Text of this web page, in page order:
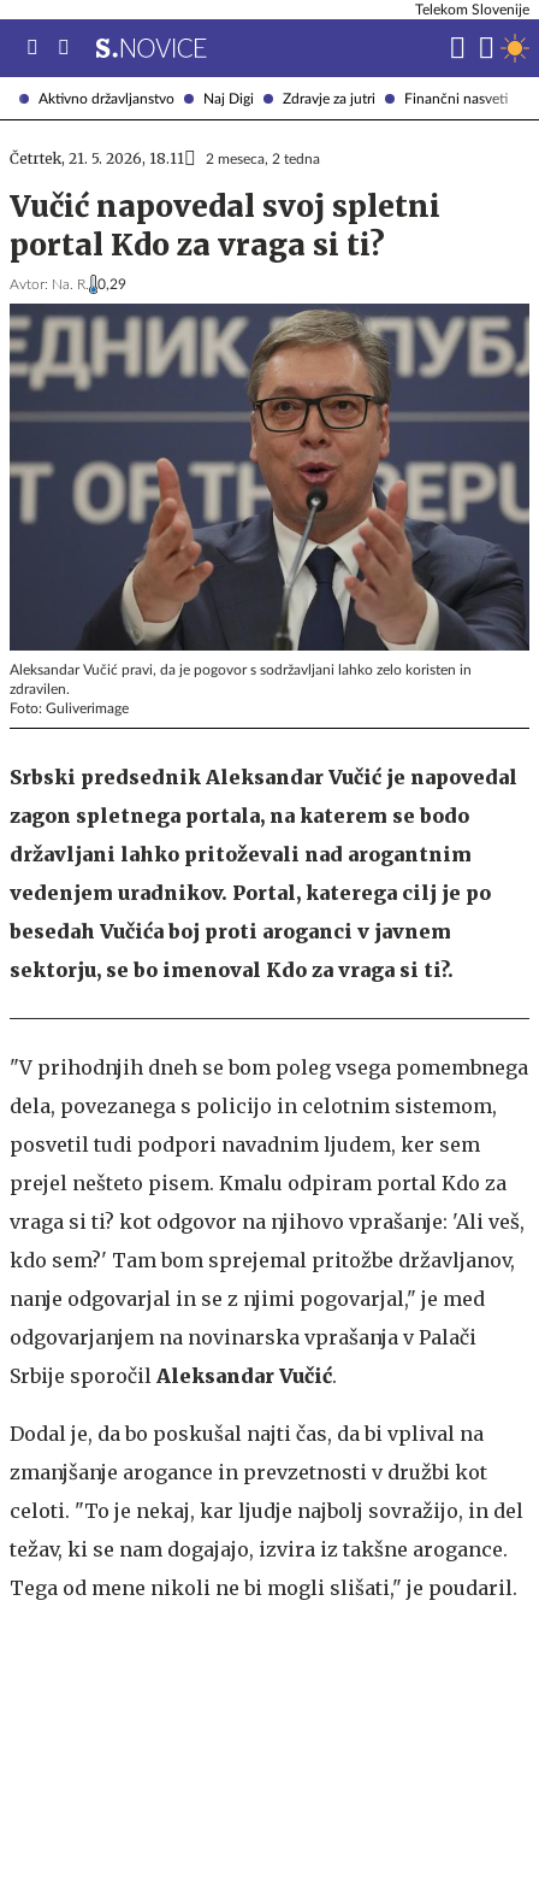
Aktivno državljanstvo Naj Digi Zdravje za jutri Finančni nasveti
Telekom Slovenije
Četrtek, 21. 5. 2026, 18.11 2 meseca, 2 tedna
Vučić napovedal svoj spletni
portal Kdo za vraga si ti?
Avtor: Na. R. 0,29
Aleksandar Vučić pravi, da je pogovor s sodržavljani lahko zelo koristen in
zdravilen.
Foto: Guliverimage
Srbski predsednik Aleksandar Vučić je napovedal
zagon spletnega portala, na katerem se bodo
državljani lahko pritoževali nad arogantnim
vedenjem uradnikov. Portal, katerega cilj je po
besedah Vučića boj proti aroganci v javnem
sektorju, se bo imenoval Kdo za vraga si ti?.
"V prihodnjih dneh se bom poleg vsega pomembnega
dela, povezanega s policijo in celotnim sistemom,
posvetil tudi podpori navadnim ljudem, ker sem
prejel nešteto pisem. Kmalu odpiram portal Kdo za
vraga si ti? kot odgovor na njihovo vprašanje: 'Ali veš,
kdo sem?' Tam bom sprejemal pritožbe državljanov,
nanje odgovarjal in se z njimi pogovarjal," je med
odgovarjanjem na novinarska vprašanja v Palači
Srbije sporočil Aleksandar Vučić.
Dodal je, da bo poskušal najti čas, da bi vplival na
zmanjšanje arogance in prevzetnosti v družbi kot
celoti. "To je nekaj, kar ljudje najbolj sovražijo, in del
težav, ki se nam dogajajo, izvira iz takšne arogance.
Tega od mene nikoli ne bi mogli slišati," je poudaril.